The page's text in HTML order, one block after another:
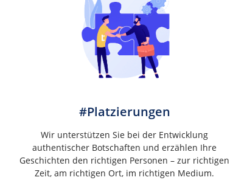
#Platzierungen
Wir unterstützen Sie bei der Entwicklung
authentischer Botschaften und erzählen Ihre
Geschichten den richtigen Personen – zur richtigen
Zeit, am richtigen Ort, im richtigen Medium.